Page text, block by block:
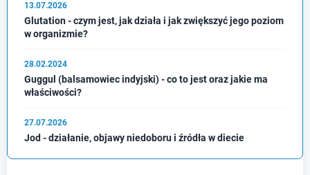
13.07.2026
Glutation - czym jest, jak działa i jak zwiększyć jego poziom
w organizmie?
28.02.2024
Guggul (balsamowiec indyjski) - co to jest oraz jakie ma
właściwości?
27.07.2026
Jod - działanie, objawy niedoboru i źródła w diecie